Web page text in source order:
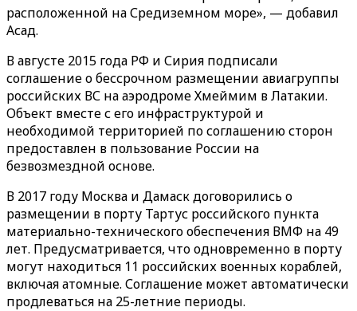
расположенной на Средиземном море»‎, — добавил
Асад.
В августе 2015 года РФ и Сирия подписали
соглашение о бессрочном размещении авиагруппы
российских ВС на аэродроме Хмеймим в Латакии.
Объект вместе с его инфраструктурой и
необходимой территорией по соглашению сторон
предоставлен в пользование России на
безвозмездной основе.
В 2017 году Москва и Дамаск договорились о
размещении в порту Тартус российского пункта
материально-технического обеспечения ВМФ на 49
лет. Предусматривается, что одновременно в порту
могут находиться 11 российских военных кораблей,
включая атомные. Соглашение может автоматически
продлеваться на 25-летние периоды.